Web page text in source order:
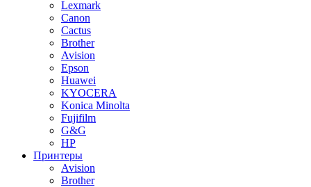
Lexmark
Canon
Cactus
Brother
Avision
Epson
Huawei
KYOCERA
Konica Minolta
Fujifilm
G&G
HP
Принтеры
Avision
Brother